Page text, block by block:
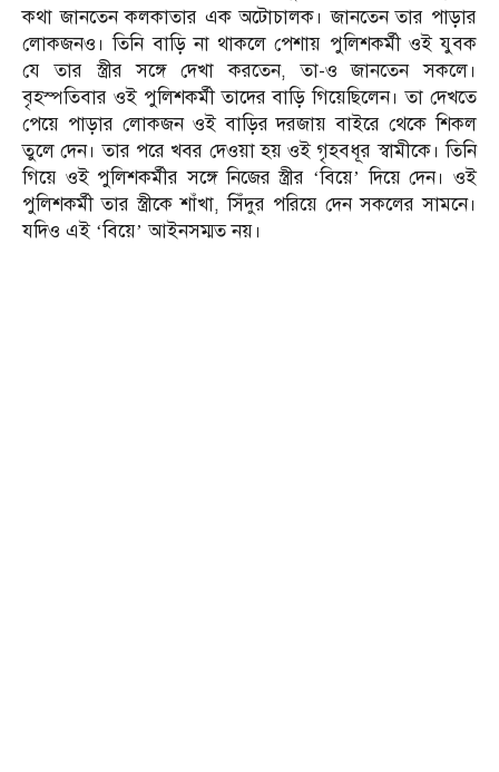
কথা জানতেন কলকাতার এক অটোচালক। জানতেন তার পাড়ার
লোকজনও। তিনি বাড়ি না থাকলে পেশায় পুলিশকর্মী ওই যুবক
যে তার স্ত্রীর সঙ্গে দেখা করতেন, তা-ও জানতেন সকলে।
বৃহস্পতিবার ওই পুলিশকর্মী তাদের বাড়ি গিয়েছিলেন। তা দেখতে
পেয়ে পাড়ার লোকজন ওই বাড়ির দরজায় বাইরে থেকে শিকল
তুলে দেন। তার পরে খবর দেওয়া হয় ওই গৃহবধূর স্বামীকে। তিনি
গিয়ে ওই পুলিশকর্মীর সঙ্গে নিজের স্ত্রীর ‘বিয়ে’ দিয়ে দেন। ওই
পুলিশকর্মী তার স্ত্রীকে শাঁখা, সিঁদুর পরিয়ে দেন সকলের সামনে।
যদিও এই ‘বিয়ে’ আইনসম্মত নয়।